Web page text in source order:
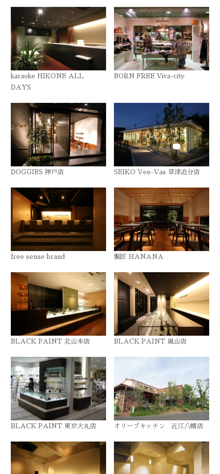
karaoke HIKONE ALL
DAYS
BORN FREE Viva-city
DOGGIES 神戸店 SEIKO Vee-Vas 草津追分店
free sense brand 鯛匠 HANANA
BLACK PAINT 北山本店 BLACK PAINT 嵐山店
BLACK PAINT 東京大丸店 オリーブキッチン 近江八幡店